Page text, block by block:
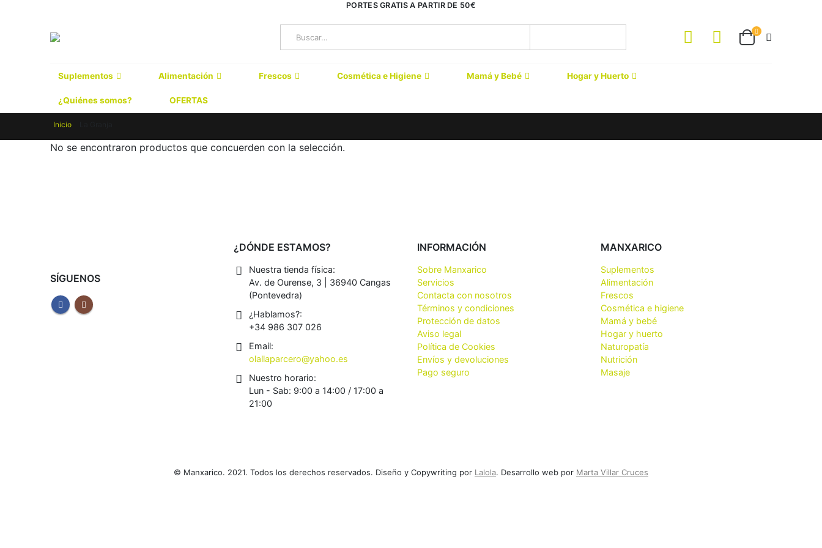
PORTES GRATIS A PARTIR DE 50€
Suplementos Alimentación Frescos Cosmética e Higiene Mamá y Bebé Hogar y Huerto
¿Quiénes somos? OFERTAS
Inicio
No se encontraron productos que concuerden con la selección.
SÍGUENOS
¿DÓNDE ESTAMOS?
Nuestra tienda física:
Av. de Ourense, 3 | 36940 Cangas
(Pontevedra)
¿Hablamos?:
+34 986 307 026
Email:
olallaparcero@yahoo.es
Nuestro horario:
Lun - Sab: 9:00 a 14:00 / 17:00 a
21:00
INFORMACIÓN
Sobre Manxarico
Servicios
Contacta con nosotros
Términos y condiciones
Protección de datos
Aviso legal
Política de Cookies
Envíos y devoluciones
Pago seguro
MANXARICO
Suplementos
Alimentación
Frescos
Cosmética e higiene
Mamá y bebé
Hogar y huerto
Naturopatía
Nutrición
Masaje
© Manxarico. 2021. Todos los derechos reservados. Diseño y Copywriting por Lalola. Desarrollo web por Marta Villar Cruces